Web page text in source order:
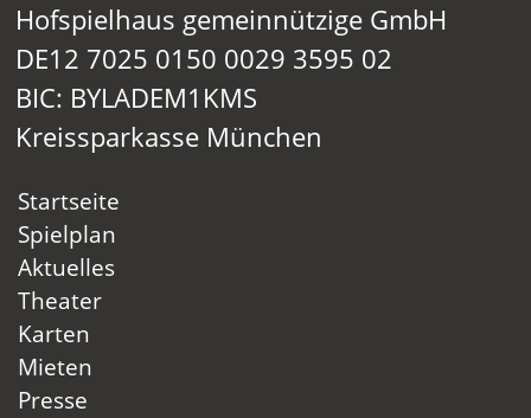
Hofspielhaus gemeinnützige GmbH
DE12 7025 0150 0029 3595 02
BIC: BYLADEM1KMS
Kreissparkasse München
Startseite
Spielplan
Aktuelles
Theater
Karten
Mieten
Presse